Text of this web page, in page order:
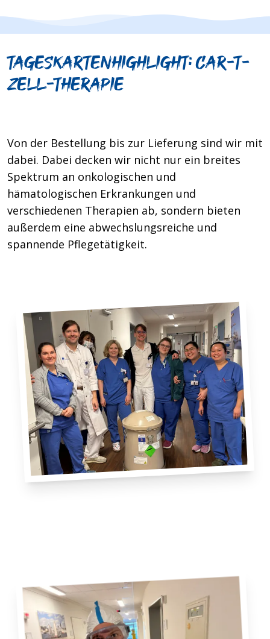
Tageskartenhighlight: Car-T-
Zell-Therapie
Von der Bestellung bis zur Lieferung sind wir mit
dabei. Dabei decken wir nicht nur ein breites
Spektrum an onkologischen und
hämatologischen Erkrankungen und
verschiedenen Therapien ab, sondern bieten
außerdem eine abwechslungsreiche und
spannende Pflegetätigkeit.